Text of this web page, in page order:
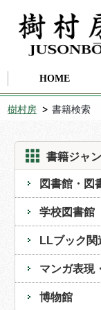
HOME
樹村房 書籍検索
書籍ジャ
図書館・図
学校図書館
LLブック関
マンガ表現
博物館